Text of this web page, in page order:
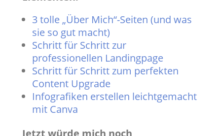
3 tolle „Über Mich“-Seiten (und was
sie so gut macht)
Schritt für Schritt zur
professionellen Landingpage
Schritt für Schritt zum perfekten
Content Upgrade
Infografiken erstellen leichtgemacht
mit Canva
Jetzt würde mich noch